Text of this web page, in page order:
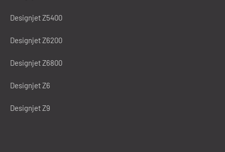
Designjet Z5400
Designjet Z6200
Designjet Z6800
Designjet Z6
Designjet Z9